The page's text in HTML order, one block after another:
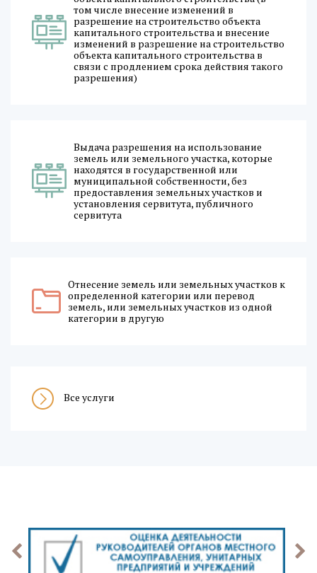
том числе внесение изменений в
разрешение на строительство объекта
капитального строительства и внесение
изменений в разрешение на строительство
объекта капитального строительства в
связи с продлением срока действия такого
разрешения)
Выдача разрешения на использование
земель или земельного участка, которые
находятся в государственной или
муниципальной собственности, без
предоставления земельных участков и
установления сервитута, публичного
сервитута
Отнесение земель или земельных участков к
определенной категории или перевод
земель, или земельных участков из одной
категории в другую
Все услуги